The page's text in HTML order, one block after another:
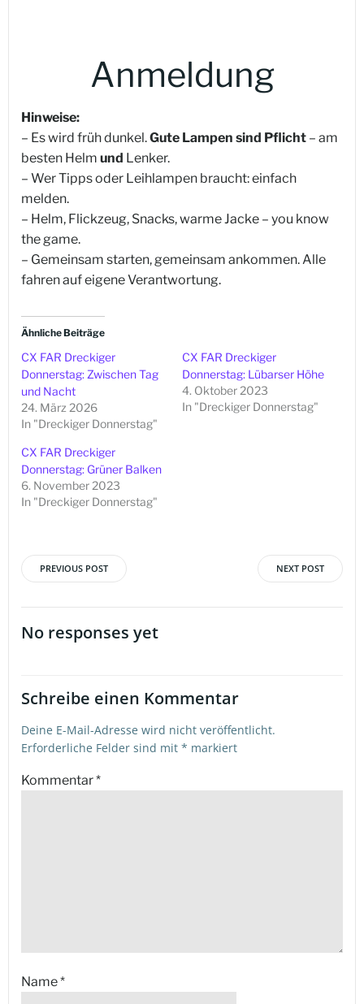
Anmeldung
Hinweise:
– Es wird früh dunkel.Gute Lampen sind Pflicht – am
besten Helm und Lenker.
– Wer Tipps oder Leihlampen braucht: einfach
melden.
– Helm, Flickzeug, Snacks, warme Jacke – you know
the game.
– Gemeinsam starten, gemeinsam ankommen. Alle
fahren auf eigene Verantwortung.
Ähnliche Beiträge
CX FAR Dreckiger
Donnerstag: Zwischen Tag
und Nacht
24. März 2026
In "Dreckiger Donnerstag"
CX FAR Dreckiger
Donnerstag: Lübarser Höhe
4. Oktober 2023
In "Dreckiger Donnerstag"
CX FAR Dreckiger
Donnerstag: Grüner Balken
6. November 2023
In "Dreckiger Donnerstag"
Beitragsnavigation
PREVIOUS POST NEXT POST
No responses yet
Schreibe einen Kommentar
Deine E-Mail-Adresse wird nicht veröffentlicht.
Erforderliche Felder sind mit * markiert
Kommentar*
Name*